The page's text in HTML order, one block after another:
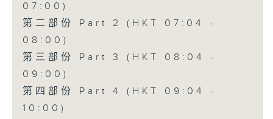
07:00)
第二部份 Part 2 (HKT 07:04 -
08:00)
第三部份 Part 3 (HKT 08:04 -
09:00)
第四部份 Part 4 (HKT 09:04 -
10:00)